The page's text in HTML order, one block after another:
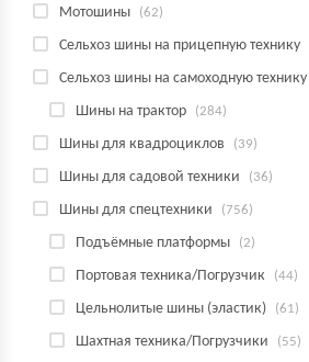
Мотошины (62)
Сельхоз шины на прицепную технику
Сельхоз шины на самоходную технику
Шины на трактор (284)
Шины для квадроциклов (39)
Шины для садовой техники (36)
Шины для спецтехники (756)
Подъёмные платформы (2)
Портовая техника/Погрузчик (44)
Цельнолитые шины (эластик) (61)
Шахтная техника/Погрузчики (55)